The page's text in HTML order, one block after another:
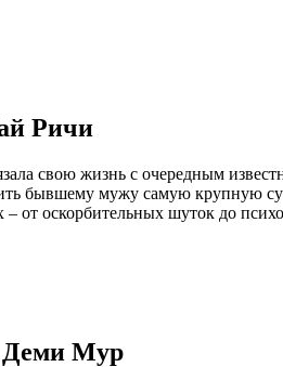
Ричи
свою жизнь с очередным
бывшему мужу самую крупную
от оскорбительных шуток до
Деми Мур